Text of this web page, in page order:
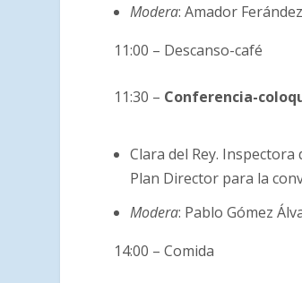
Modera: Amador
11:00 – Descanso-café
11:30 – Conferencia-
Clara del Rey.
Plan Director para la
Modera: Pablo Gómez
14:00 – Comida